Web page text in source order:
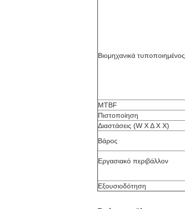
Βιομηχανικά τυποποιημένος
MTBF
Πιστοποίηση
Διαστάσεις (W Χ Δ Χ Χ)
Βάρος
Εργασιακό περιβάλλον
Εξουσιοδότηση